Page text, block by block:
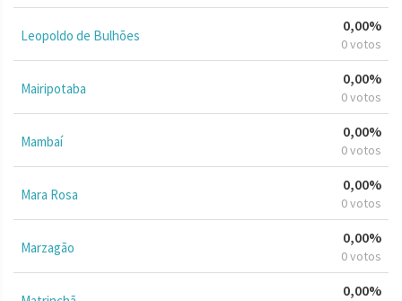
Leopoldo de Bulhões
0,00%
0 votos
Mairipotaba
0,00%
0 votos
Mambaí
0,00%
0 votos
Mara Rosa
0,00%
0 votos
Marzagão
0,00%
0 votos
0,00%